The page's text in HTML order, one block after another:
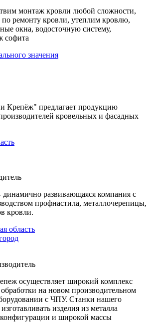
монтаж кровли любой сложности,
по ремонту кровли, утеплим кровлю,
окна, водосточную систему,
софита
значения
Крепёж" предлагает продукцию
кровельных и фасадных
развивающаяся компания с
профнастила, металлочерепицы,
кровли.
область
осуществляет широкий комплекс
на новом производительном
с ЧПУ. Станки нашего
изделия из металла
и широкой массы